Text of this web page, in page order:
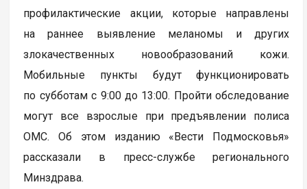
профилактические акции, которые направлены
на раннее выявление меланомы и других
злокачественных новообразований кожи.
Мобильные пункты будут функционировать
по субботам с 9:00 до 13:00. Пройти обследование
могут все взрослые при предъявлении полиса
ОМС. Об этом изданию «Вести Подмосковья»
рассказали в пресс-службе регионального
Минздрава.